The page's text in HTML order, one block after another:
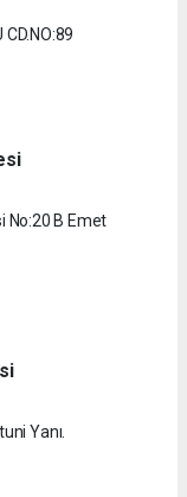
CD.NO:89
No:20 B Emet
Yanı.